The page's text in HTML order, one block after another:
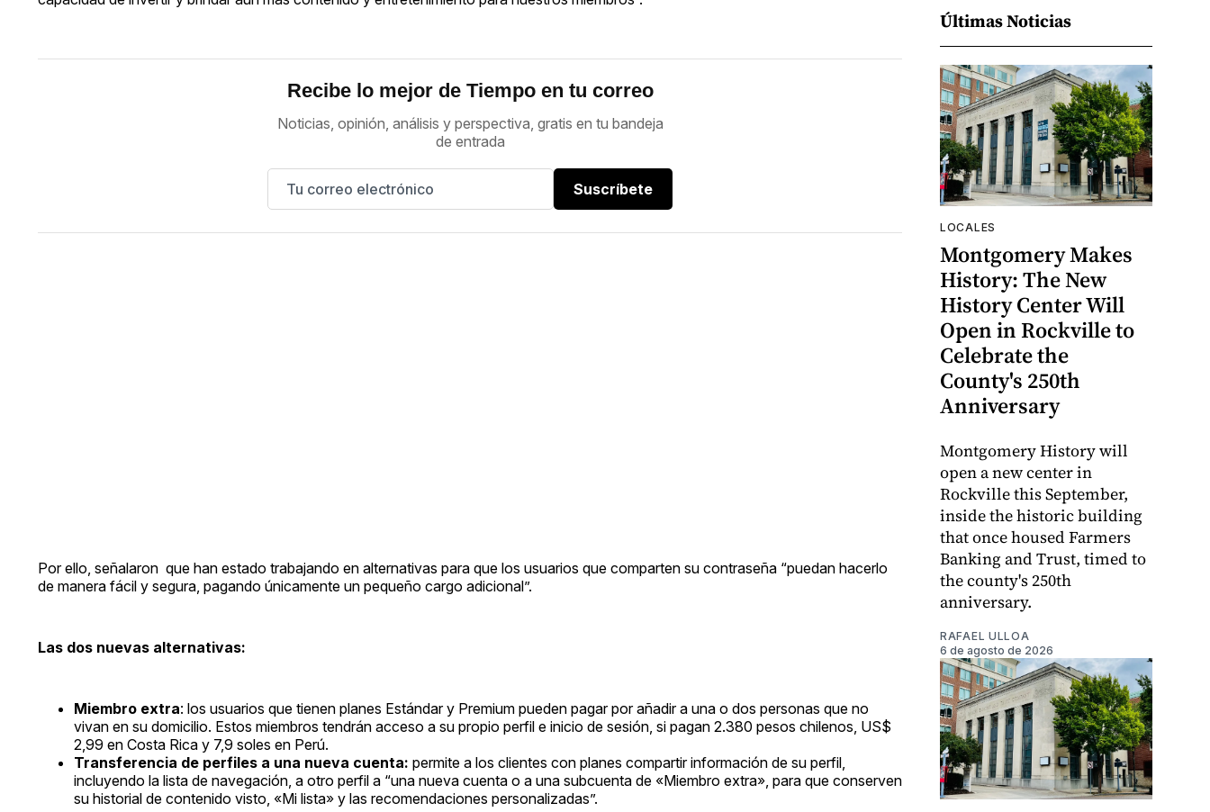
Recibe lo mejor de Tiempo en tu correo
Noticias, opinión, análisis y perspectiva, gratis en tu bandeja
de entrada
Suscríbete
Por ello, señalaron que han estado trabajando en alternativas para que los usuarios que comparten su contraseña “puedan hacerlo
de manera fácil y segura, pagando únicamente un pequeño cargo adicional”.
Las dos nuevas alternativas:
Miembro extra: los usuarios que tienen planes Estándar y Premium pueden pagar por añadir a una o dos personas que no
vivan en su domicilio. Estos miembros tendrán acceso a su propio perfil e inicio de sesión, si pagan 2.380 pesos chilenos, US$
2,99 en Costa Rica y 7,9 soles en Perú.
Transferencia de perfiles a una nueva cuenta: permite a los clientes con planes compartir información de su perfil,
incluyendo la lista de navegación, a otro perfil a “una nueva cuenta o a una subcuenta de «Miembro extra», para que conserven
su historial de contenido visto, «Mi lista» y las recomendaciones personalizadas”.
Últimas Noticias
LOCALES
Montgomery Makes
History: The New
History Center Will
Open in Rockville to
Celebrate the
County's 250th
Anniversary
Montgomery History will
open a new center in
Rockville this September,
inside the historic building
that once housed Farmers
Banking and Trust, timed to
the county's 250th
anniversary.
RAFAEL ULLOA
6 de agosto de 2026